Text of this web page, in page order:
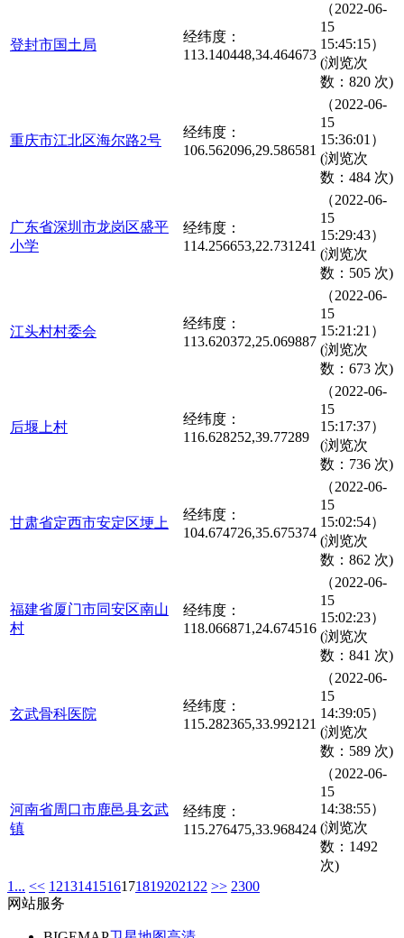
登封市国土局
经纬度：
113.140448,34.464673
（2022-06-
15
15:45:15）
(浏览次
数：820 次)
重庆市江北区海尔路2号
经纬度：
106.562096,29.586581
（2022-06-
15
15:36:01）
(浏览次
数：484 次)
广东省深圳市龙岗区盛平
小学
经纬度：
114.256653,22.731241
（2022-06-
15
15:29:43）
(浏览次
数：505 次)
江头村村委会
经纬度：
113.620372,25.069887
（2022-06-
15
15:21:21）
(浏览次
数：673 次)
后堰上村
经纬度：
116.628252,39.77289
（2022-06-
15
15:17:37）
(浏览次
数：736 次)
甘肃省定西市安定区埂上
经纬度：
104.674726,35.675374
（2022-06-
15
15:02:54）
(浏览次
数：862 次)
福建省厦门市同安区南山
村
经纬度：
118.066871,24.674516
（2022-06-
15
15:02:23）
(浏览次
数：841 次)
玄武骨科医院
经纬度：
115.282365,33.992121
（2022-06-
15
14:39:05）
(浏览次
数：589 次)
河南省周口市鹿邑县玄武
镇
经纬度：
115.276475,33.968424
（2022-06-
15
14:38:55）
(浏览次
数：1492
次)
1... << 12131415161718192021 22 >> 2300
网站服务